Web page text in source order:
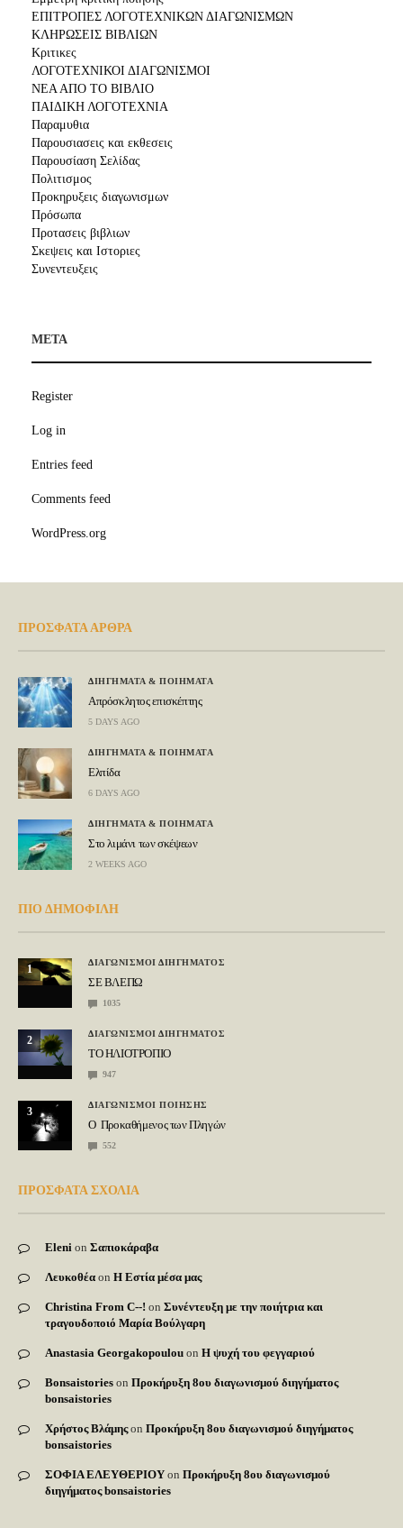
ΕΠΙΤΡΟΠΕΣ ΛΟΓΟΤΕΧΝΙΚΩΝ ΔΙΑΓΩΝΙΣΜΩΝ
ΚΛΗΡΩΣΕΙΣ ΒΙΒΛΙΩΝ
Κριτικες
ΛΟΓΟΤΕΧΝΙΚΟΙ ΔΙΑΓΩΝΙΣΜΟΙ
ΝΕΑ ΑΠΟ ΤΟ ΒΙΒΛΙΟ
ΠΑΙΔΙΚΗ ΛΟΓΟΤΕΧΝΙΑ
Παραμυθια
Παρουσιασεις και εκθεσεις
Παρουσίαση Σελίδας
Πολιτισμος
Προκηρυξεις διαγωνισμων
Πρόσωπα
Προτασεις βιβλιων
Σκεψεις και Ιστοριες
Συνεντευξεις
META
Register
Log in
Entries feed
Comments feed
WordPress.org
ΠΡΟΣΦΑΤΑ ΑΡΘΡΑ
ΔΙΗΓΗΜΑΤΑ & ΠΟΙΗΜΑΤΑ
Απρόσκλητος επισκέπτης
5 DAYS AGO
ΔΙΗΓΗΜΑΤΑ & ΠΟΙΗΜΑΤΑ
Ελπίδα
6 DAYS AGO
ΔΙΗΓΗΜΑΤΑ & ΠΟΙΗΜΑΤΑ
Στο λιμάνι των σκέψεων
2 WEEKS AGO
ΠΙΟ ΔΗΜΟΦΙΛΗ
1
ΔΙΑΓΩΝΙΣΜΟΙ ΔΙΗΓΗΜΑΤΟΣ
ΣΕ ΒΛΕΠΩ
1035
2
ΔΙΑΓΩΝΙΣΜΟΙ ΔΙΗΓΗΜΑΤΟΣ
ΤΟ ΗΛΙΟΤΡΟΠΙΟ
947
3
ΔΙΑΓΩΝΙΣΜΟΙ ΠΟΙΗΣΗΣ
Ο Προκαθήμενος των Πληγών
552
ΠΡΟΣΦΑΤΑ ΣΧΟΛΙΑ
Eleni on Σαπιοκάραβα
Λευκοθέα on Η Εστία μέσα μας
Christina From C--! on Συνέντευξη με την ποιήτρια και
τραγουδοποιό Μαρία Βούλγαρη
Anastasia Georgakopoulou on Η ψυχή του φεγγαριού
Bonsaistories on Προκήρυξη 8ου διαγωνισμού διηγήματος
bonsaistories
Χρήστος Βλάμηςon Προκήρυξη 8ου διαγωνισμού διηγήματος
bonsaistories
ΣΟΦΙΑ ΕΛΕΥΘΕΡΙΟΥ on Προκήρυξη 8ου διαγωνισμού
διηγήματος bonsaistories